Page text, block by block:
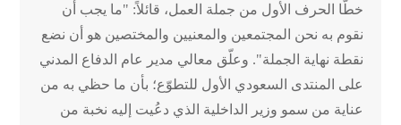
خطّا الحرف الأول من جملة العمل، قائلاً: "ما يجب أن
نقوم به نحن المجتمعين والمعنيين والمختصين هو أن نضع
نقطة نهاية الجملة". وعلّق معالي مدير عام الدفاع المدني
على المنتدى السعودي الأول للتطوّع؛ بأن ما حظي به من
عناية من سمو وزير الداخلية الذي دعُيت إليه نخبة من